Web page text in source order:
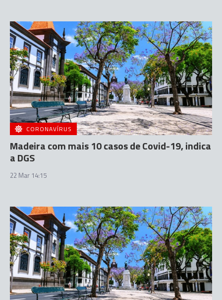
CORONAVÍRUS
Madeira com mais 10 casos de Covid-19, indica
a DGS
22 Mar 14:15